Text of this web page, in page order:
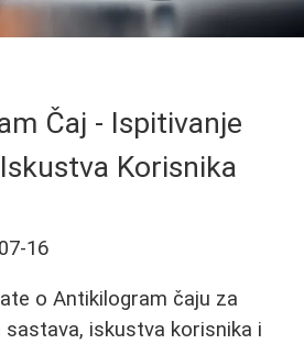
Čaj - Ispitivanje
Korisnika
16
o Antikilogram čaju za
sastava, iskustva korisnika i